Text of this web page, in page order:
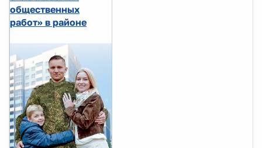
общественных
работ» в районе